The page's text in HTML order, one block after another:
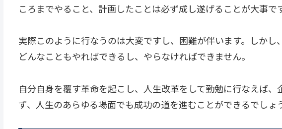
ころまでやること、計画したことは必ず成し遂げることが大事で
実際このように行なうのは大変ですし、困難が伴います。しかし
どんなこともやればできるし、やらなければできません。
自分自身を覆す革命を起こし、人生改革をして勤勉に行なえば
ず、人生のあらゆる場面でも成功の道を進むことができるでしょ